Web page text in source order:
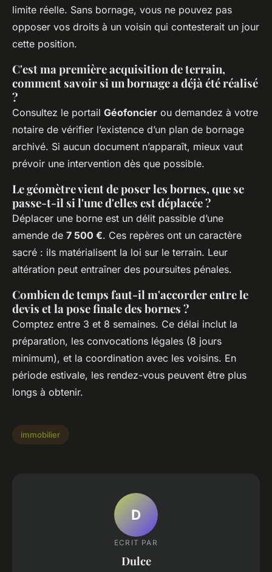
limite réelle. Sans bornage, vous ne pouvez pas
opposer vos droits à un voisin qui contesterait un jour
cette position.
C'est ma première acquisition de terrain,
comment savoir si un bornage a déjà été réalisé
?
Consultez le portail Géofoncier ou demandez à votre
notaire de vérifier l’existence d’un plan de bornage
archivé. Si aucun document n’apparaît, mieux vaut
prévoir une intervention dès que possible.
Le géomètre vient de poser les bornes, que se
passe-t-il si l'une d'elles est déplacée ?
Déplacer une borne est un délit passible d’une
amende de 7 500 €. Ces repères ont un caractère
sacré : ils matérialisent la loi sur le terrain. Leur
altération peut entraîner des poursuites pénales.
Combien de temps faut-il m'accorder entre le
devis et la pose finale des bornes ?
Comptez entre 3 et 8 semaines. Ce délai inclut la
préparation, les convocations légales (8 jours
minimum), et la coordination avec les voisins. En
période estivale, les rendez-vous peuvent être plus
longs à obtenir.
immobilier
D
ECRIT PAR
Dulce